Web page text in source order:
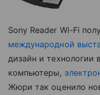
Sony Reader Wi-Fi
международной
дизайн и технологии
компьютеры,
Жюри так оценило